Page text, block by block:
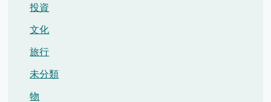
投資
文化
旅行
未分類
物